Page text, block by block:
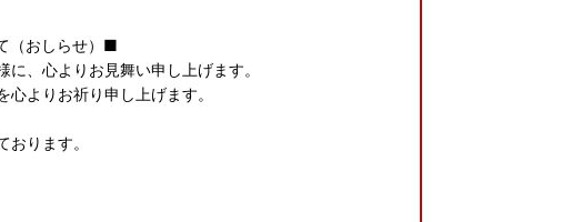
（おしらせ）■
、心よりお見舞い申し上げます。
よりお祈り申し上げます。
ります。